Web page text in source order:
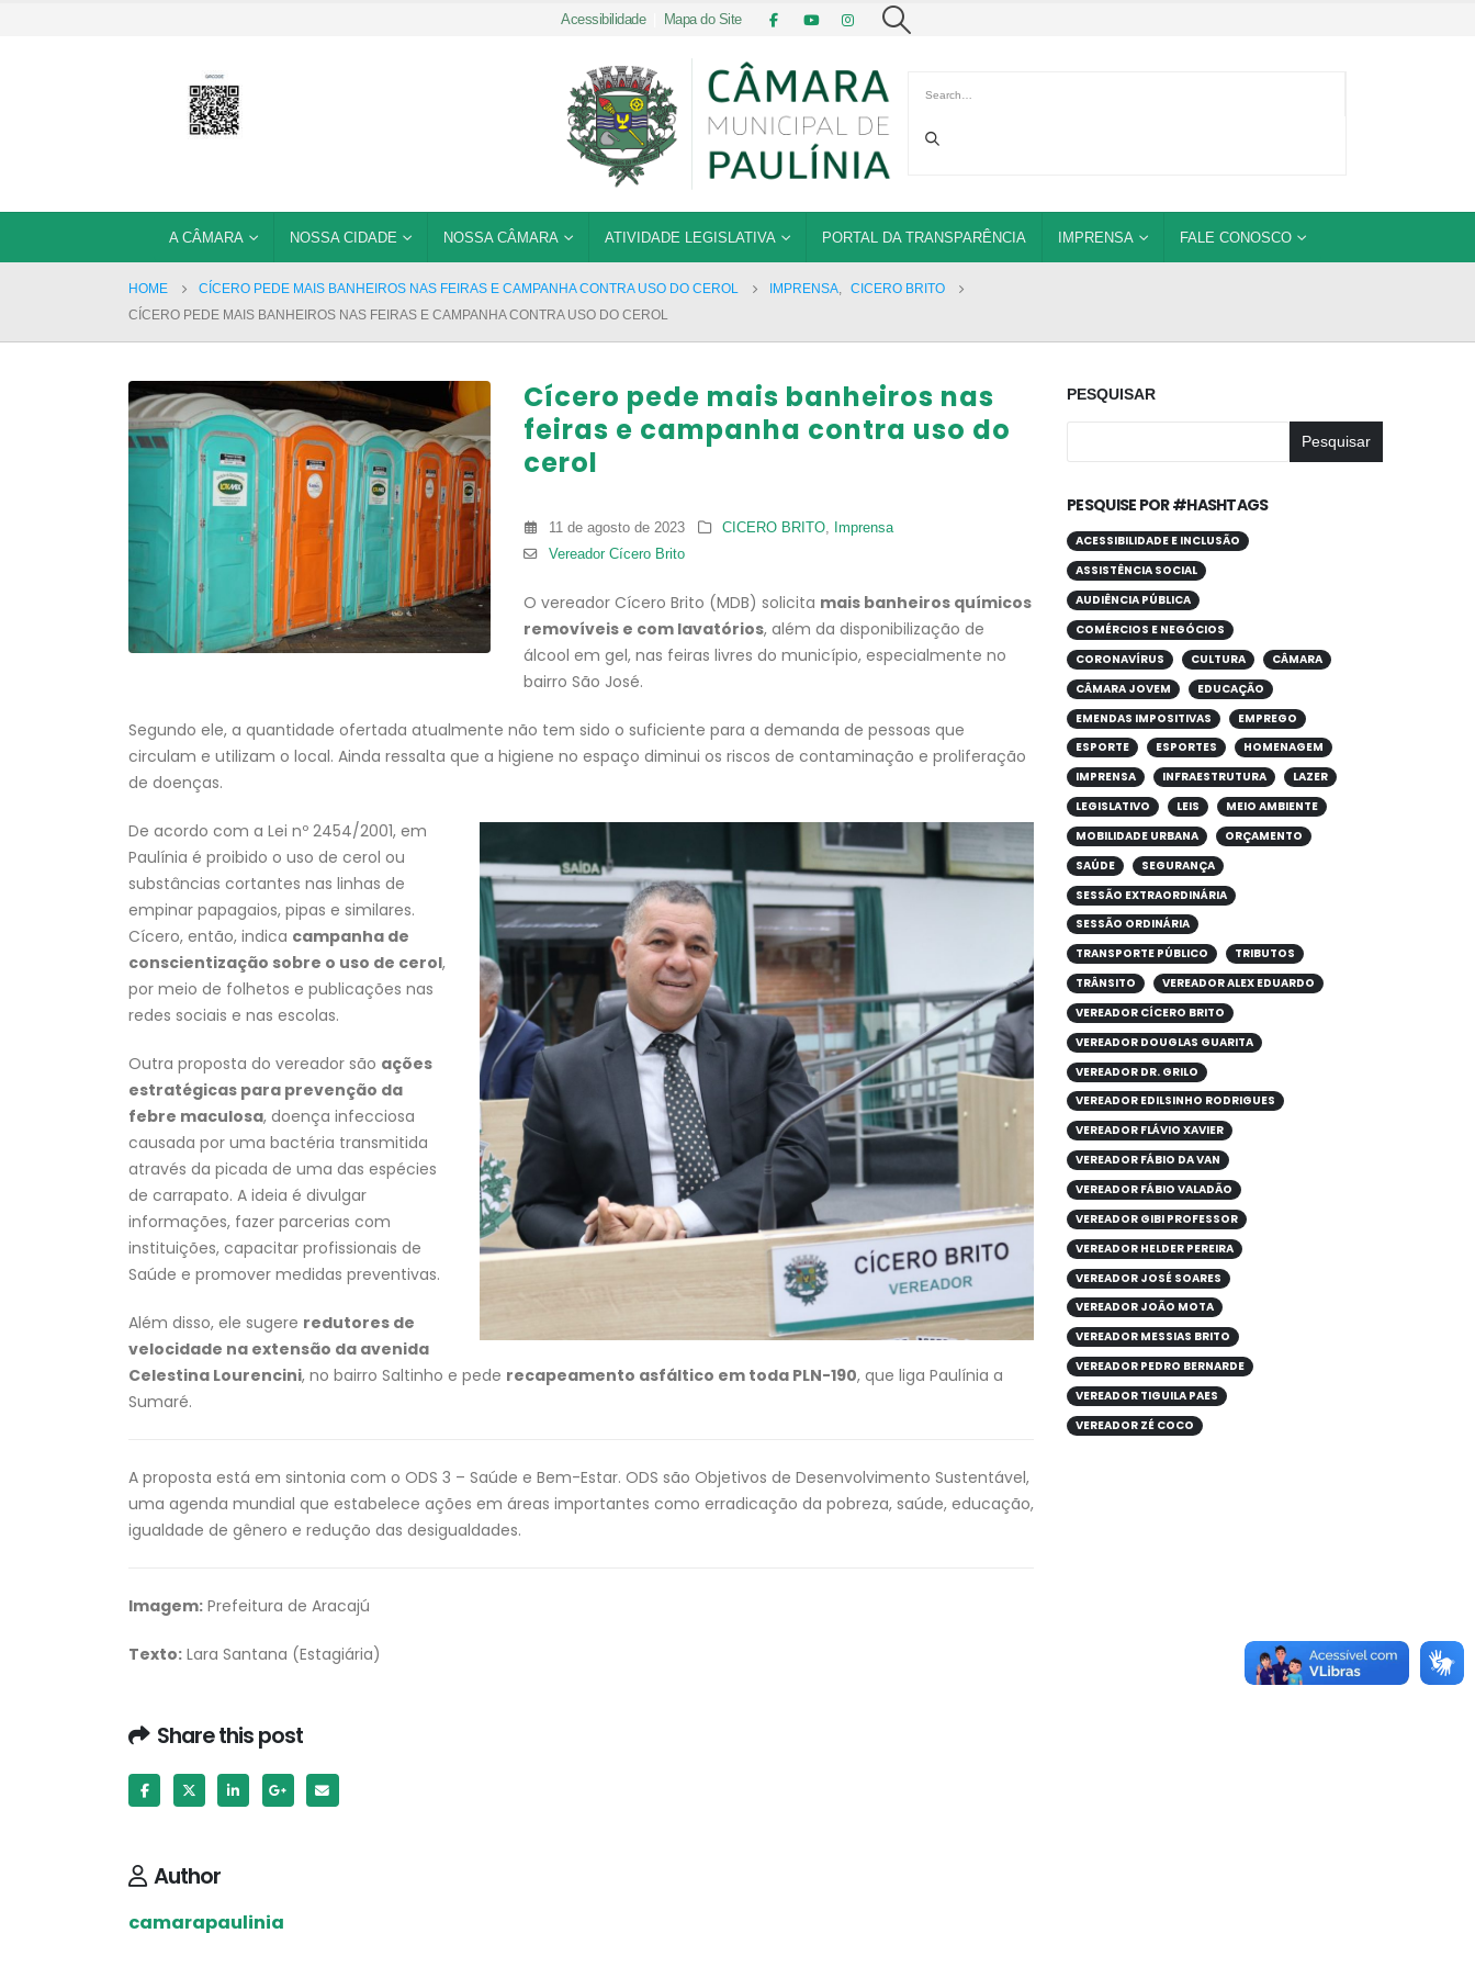
Acessibilidade| Mapa do Site
A CÂMARA NOSSA CIDADE NOSSA CÂMARA ATIVIDADE LEGISLATIVA PORTAL DA TRANSPARÊNCIA IMPRENSA FALE CONOSCO
HOME CÍCERO PEDE MAIS BANHEIROS NAS FEIRAS E CAMPANHA CONTRA USO DO CEROL IMPRENSA, CICERO BRITO
CÍCERO PEDE MAIS BANHEIROS NAS FEIRAS E CAMPANHA CONTRA USO DO CEROL
Cícero pede mais banheiros nas
feiras e campanha contra uso do
cerol
11 de agosto de 2023 CICERO BRITO,
Imprensa
Vereador Cícero Brito
O vereador Cícero Brito (MDB) solicita mais banheiros químicos
removíveis e com lavatórios, além da disponibilização de
álcool em gel, nas feiras livres do município, especialmente no
bairro São José.
Segundo ele, a quantidade ofertada atualmente não tem sido o suficiente para a demanda de pessoas que
circulam e utilizam o local. Ainda ressalta que a higiene no espaço diminui os riscos de contaminação e proliferação
de doenças.
De acordo com a Lei nº 2454/2001, em
Paulínia é proibido o uso de cerol ou
substâncias cortantes nas linhas de
empinar papagaios, pipas e similares.
Cícero, então, indica campanha de
conscientização sobre o uso de cerol,
por meio de folhetos e publicações nas
redes sociais e nas escolas.
Outra proposta do vereador são ações
estratégicas para prevenção da
febre maculosa, doença infecciosa
causada por uma bactéria transmitida
através da picada de uma das espécies
de carrapato. A ideia é divulgar
informações, fazer parcerias com
instituições, capacitar profissionais de
Saúde e promover medidas preventivas.
Além disso, ele sugere redutores de
velocidade na extensão da avenida
Celestina Lourencini, no bairro Saltinho e pede recapeamento asfáltico em toda PLN-190, que liga Paulínia a
Sumaré.
A proposta está em sintonia com o ODS 3 – Saúde e Bem-Estar. ODS são Objetivos de Desenvolvimento Sustentável,
uma agenda mundial que estabelece ações em áreas importantes como erradicação da pobreza, saúde, educação,
igualdade de gênero e redução das desigualdades.
Imagem: Prefeitura de Aracajú
Texto: Lara Santana (Estagiária)
Share this post
Author
camarapaulinia
PESQUISAR
Pesquisar
PESQUISE POR #HASHTAGS
ACESSIBILIDADE E INCLUSÃO
ASSISTÊNCIA SOCIAL
AUDIÊNCIA PÚBLICA
COMÉRCIOS E NEGÓCIOS
CORONAVÍRUS
CULTURA
CÂMARA
CÂMARA JOVEM
EDUCAÇÃO
EMENDAS IMPOSITIVAS
EMPREGO
ESPORTE
ESPORTES
HOMENAGEM
IMPRENSA
INFRAESTRUTURA
LAZER
LEGISLATIVO
LEIS
MEIO AMBIENTE
MOBILIDADE URBANA
ORÇAMENTO
SAÚDE
SEGURANÇA
SESSÃO EXTRAORDINÁRIA
SESSÃO ORDINÁRIA
TRANSPORTE PÚBLICO
TRIBUTOS
TRÂNSITO
VEREADOR ALEX EDUARDO
VEREADOR CÍCERO BRITO
VEREADOR DOUGLAS GUARITA
VEREADOR DR. GRILO
VEREADOR EDILSINHO RODRIGUES
VEREADOR FLÁVIO XAVIER
VEREADOR FÁBIO DA VAN
VEREADOR FÁBIO VALADÃO
VEREADOR GIBI PROFESSOR
VEREADOR HELDER PEREIRA
VEREADOR JOSÉ SOARES
VEREADOR JOÃO MOTA
VEREADOR MESSIAS BRITO
VEREADOR PEDRO BERNARDE
VEREADOR TIGUILA PAES
VEREADOR ZÉ COCO